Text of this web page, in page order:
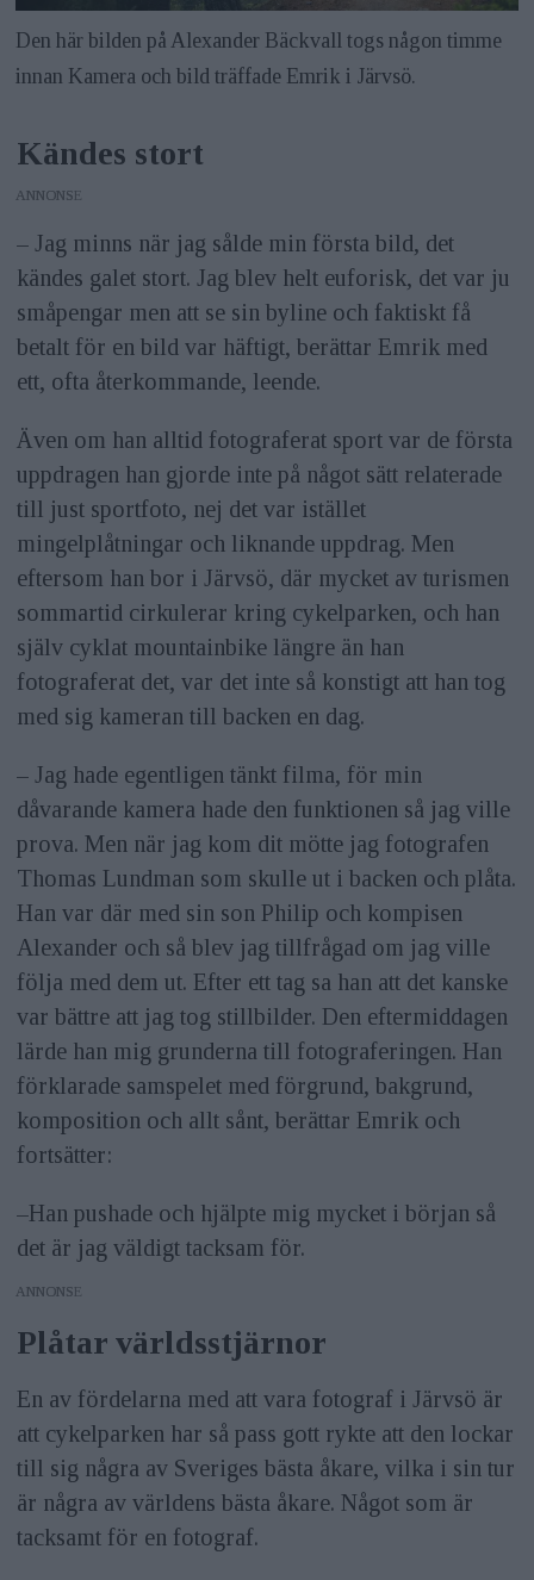
Den här bilden på Alexander Bäckvall togs någon timme
innan Kamera och bild träffade Emrik i Järvsö.
Kändes stort
ANNONS
– Jag minns när jag sålde min första bild, det
kändes galet stort. Jag blev helt euforisk, det var ju
småpengar men att se sin byline och faktiskt få
betalt för en bild var häftigt, ­berättar Emrik med
ett, ofta återkommande, leende.
Även om han alltid fotograferat sport var de första
uppdragen han gjorde inte på något sätt relaterade
till just sportfoto, nej det var istället
mingelplåtningar och liknande uppdrag. Men
eftersom han bor i Järvsö, där mycket av turismen
sommartid cirkulerar kring cykelparken, och han
själv cyklat mountainbike längre än han
fotograferat det, var det inte så konstigt att han tog
med sig kameran till backen en dag.
– Jag hade egentligen tänkt filma, för min
dåvarande kamera hade den funktionen så jag ville
prova. Men när jag kom dit mötte jag fotografen
Thomas Lundman som skulle ut i backen och plåta.
Han var där med sin son Philip och kompisen
Alexander och så blev jag tillfrågad om jag ville
följa med dem ut. Efter ett tag sa han att det kanske
var bättre att jag tog stillbilder. Den eftermiddagen
lärde han mig grunderna till fotograferingen. Han
förklarade samspelet med förgrund, bakgrund,
komposition och allt sånt, berättar Emrik och
fortsätter:
–Han pushade och hjälpte mig mycket i början så
det är jag väldigt tacksam för.
ANNONS
Plåtar världsstjärnor
En av fördelarna med att vara fotograf i Järvsö är
att cykelparken har så pass gott rykte att den lockar
till sig några av Sveriges bästa åkare, vilka i sin tur
är några av världens bästa åkare. Något som är
tacksamt för en fotograf.